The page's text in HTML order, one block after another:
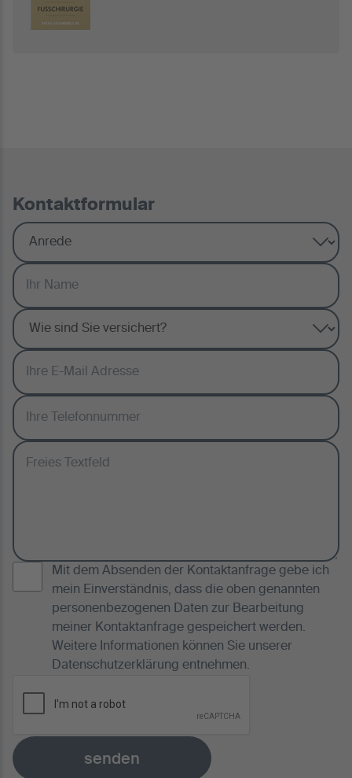
Kontaktformular
Mit dem Absenden der Kontaktanfrage gebe ich
mein Einverständnis, dass die oben genannten
personenbezogenen Daten zur Bearbeitung
meiner Kontaktanfrage gespeichert werden.
Weitere Informationen können Sie unserer
Datenschutzerklärung entnehmen.
senden